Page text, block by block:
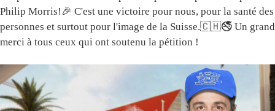
Philip Morris!🎉 C'est une victoire pour nous, pour la santé des
personnes et surtout pour l'image de la Suisse.🇨🇭🚭 Un grand
merci à tous ceux qui ont soutenu la pétition !